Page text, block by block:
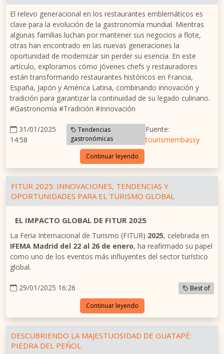
El relevo generacional en los restaurantes emblemáticos es
clave para la evolución de la gastronomía mundial. Mientras
algunas familias luchan por mantener sus negocios a flote,
otras han encontrado en las nuevas generaciones la
oportunidad de modernizar sin perder su esencia. En este
artículo, exploramos cómo jóvenes chefs y restauradores
están transformando restaurantes históricos en Francia,
España, Japón y América Latina, combinando innovación y
tradición para garantizar la continuidad de su legado culinario.
#Gastronomía #Tradición #Innovación
31/01/2025
14:58
Tendencias
gastronómicas
Fuente:
tourismembassy
Continuar leyendo
FITUR 2025: INNOVACIONES, TENDENCIAS Y
OPORTUNIDADES PARA EL TURISMO GLOBAL
EL IMPACTO GLOBAL DE FITUR 2025
La Feria Internacional de Turismo (FITUR) 2025, celebrada en
IFEMA Madrid del 22 al 26 de enero, ha reafirmado su papel
como uno de los eventos más influyentes del sector turístico
global.
29/01/2025 16:26 Best of
Continuar leyendo
DESCUBRIENDO LA MAJESTUOSIDAD DE GUATAPÉ:
PIEDRA DEL PEÑOL